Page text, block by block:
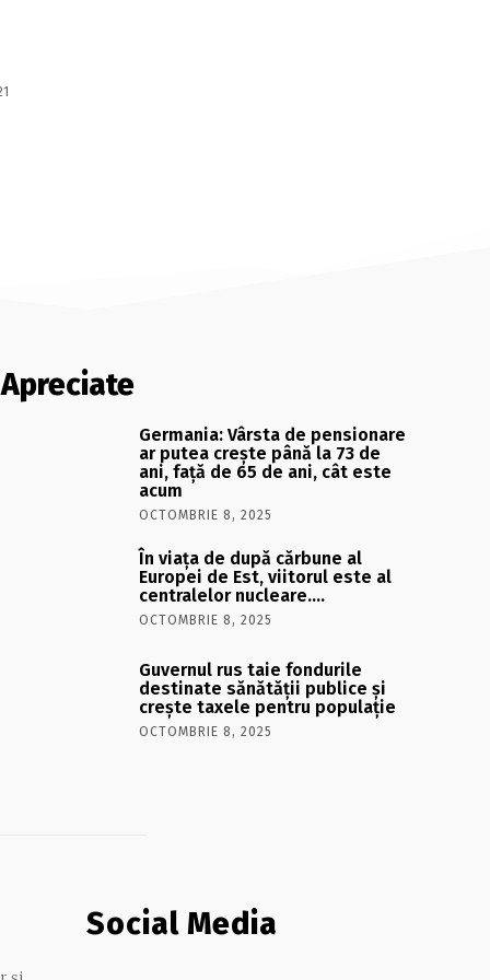
Apreciate
Germania: Vârsta de pensionare
ar putea crește până la 73 de
ani, față de 65 de ani, cât este
acum
OCTOMBRIE 8, 2025
În viaţa de după cărbune al
Europei de Est, viitorul este al
centralelor nucleare….
OCTOMBRIE 8, 2025
Guvernul rus taie fondurile
destinate sănătății publice și
crește taxele pentru populație
OCTOMBRIE 8, 2025
Social Media